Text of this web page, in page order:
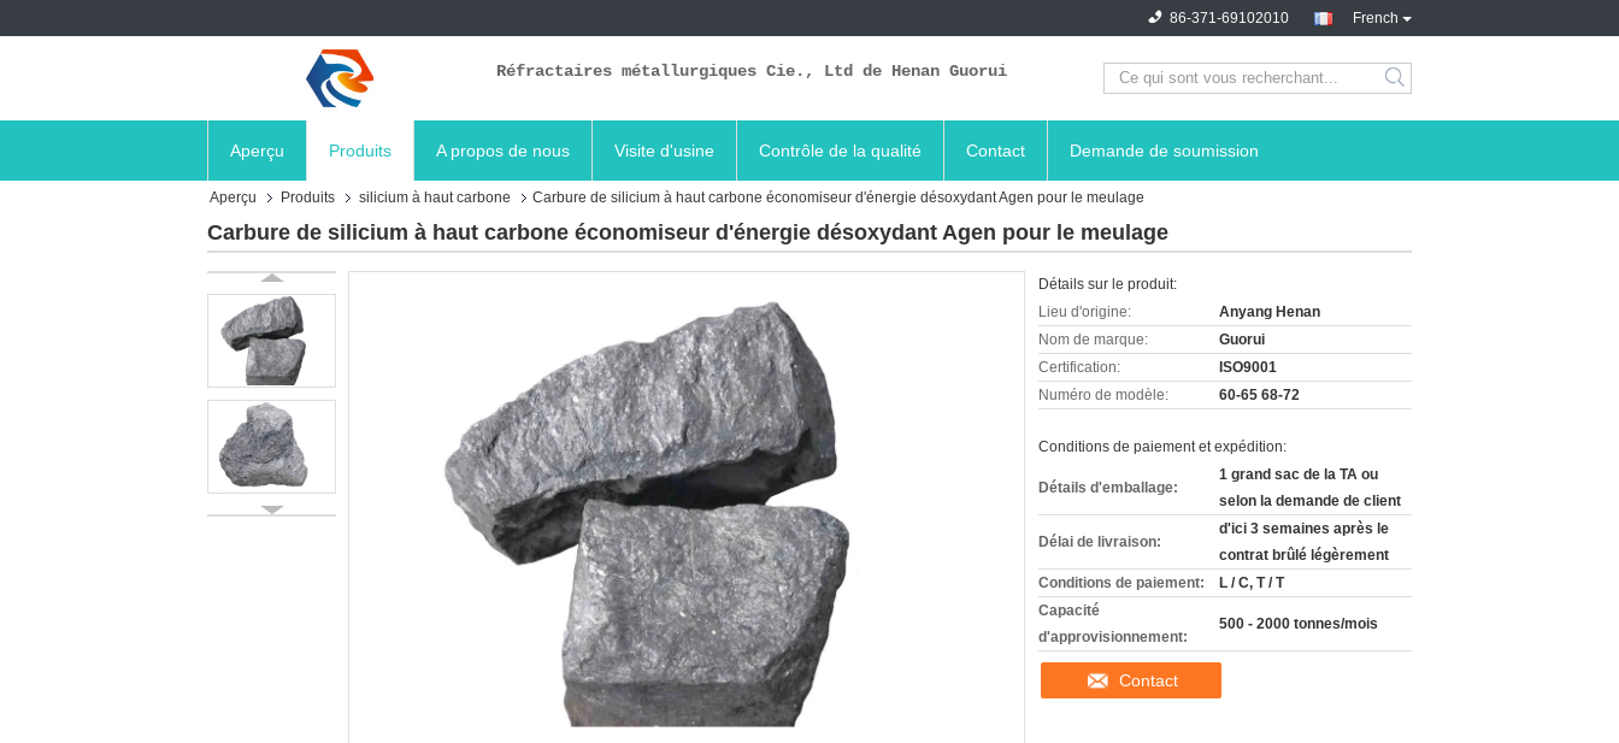
French
86-371-69102010
Réfractaires métallurgiques Cie., Ltd de Henan Guorui
Aperçu Produits A propos de nous Visite d'usine Contrôle de la qualité Contact Demande de soumission
Aperçu Produits silicium à haut carbone Carbure de silicium à haut carbone économiseur d'énergie désoxydant Agen pour le meulage
Carbure de silicium à haut carbone économiseur d'énergie désoxydant Agen pour le meulage
Détails sur le produit:
Lieu d'origine:
Anyang Henan
Nom de marque:
Guorui
Certification:
ISO9001
Numéro de modèle:
60-65 68-72
Conditions de paiement et expédition:
Détails d'emballage:
1 grand sac de la TA ou
selon la demande de client
Délai de livraison:
d'ici 3 semaines après le
contrat brûlé légèrement
Conditions de paiement:
L / C, T / T
Capacité
d'approvisionnement:
500 - 2000 tonnes/mois
Contact